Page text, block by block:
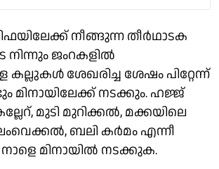
നീങ്ങുന്ന തീർഥാടക
ജംറകളിൽ
ശേഖരിച്ച ശേഷം പിറ്റേന്ന്
മിനായിലേക്ക് നടക്കും. ഹജ്ജ്
മുടി മുറിക്കൽ, മക്കയിലെ
ബലി കർമം എന്നീ
മിനായിൽ നടക്കുക.